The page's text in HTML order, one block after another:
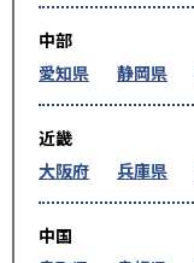
中部
愛知県
静岡県
近畿
大阪府
兵庫県
中国